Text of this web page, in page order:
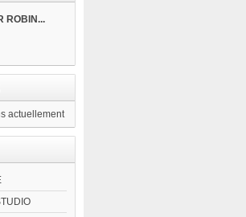
ROBIN...
actuellement